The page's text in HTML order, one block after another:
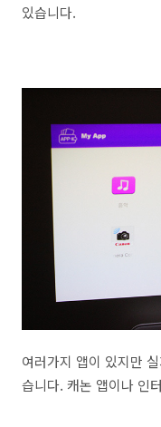
있습니다.
여러가지 앱이 있지만
습니다. 캐논 앱이나 인